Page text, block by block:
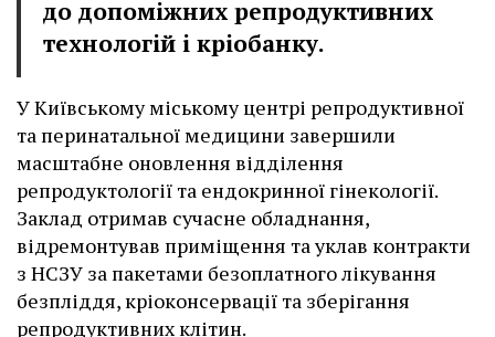
до допоміжних репродуктивних
технологій і кріобанку.
У Київському міському центрі репродуктивної
та перинатальної медицини завершили
масштабне оновлення відділення
репродуктології та ендокринної гінекології.
Заклад отримав сучасне обладнання,
відремонтував приміщення та уклав контракти
з НСЗУ за пакетами безоплатного лікування
безпліддя, кріоконсервації та зберігання
репродуктивних клітин.